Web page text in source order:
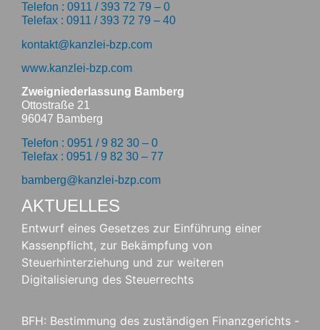
Telefon : 0911 / 393 72 79 – 0
Telefax : 0911 / 393 72 79 – 40
kontakt@kanzlei-bzp.com
www.kanzlei-bzp.com
Zweigniederlassung Bamberg
Ottostraße 21
96047 Bamberg
Telefon : 0951 / 9 82 30 – 0
Telefax : 0951 / 9 82 30 – 77
bamberg@kanzlei-bzp.com
AKTUELLES
Entwurf eines Gesetzes zur Einführung einer
Kassenpflicht, zur Bekämpfung von
Steuerhinterziehung und zur weiteren
Digitalisierung des Steuerrechts
BFH: Bestimmung des zuständigen Finanzgerichts -